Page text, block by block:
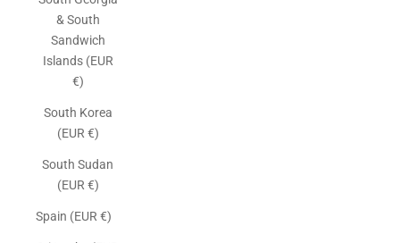
& South
Sandwich
Islands (EUR
€)
South Korea
(EUR €)
South Sudan
(EUR €)
Spain (EUR €)